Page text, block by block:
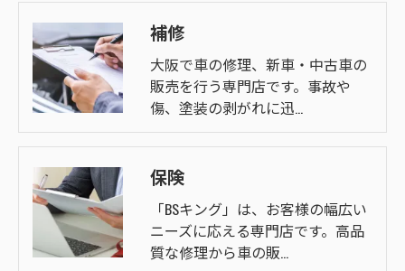
補修
大阪で車の修理、新車・中古車の
販売を行う専門店です。事故や
傷、塗装の剥がれに迅…
保険
「BSキング」は、お客様の幅広い
ニーズに応える専門店です。高品
質な修理から車の販…